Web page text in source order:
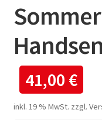
41,00 €
inkl. 19 % MwSt. zzgl.